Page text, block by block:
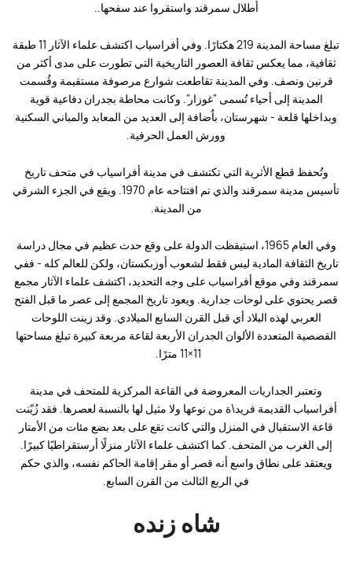
أطلال سمرقند واستقروا عند سفحها..
تبلغ مساحة المدينة 219 هكتارًا. وفي أفراسياب اكتشف علماء الآثار 11 طبقة
ثقافية، مما يعكس ثقافة العصور التاريخية التي تطورت على مدى أكثر من
قرنين ونصف. وفي المدينة تقاطعت شوارع مرصوفة مستقيمة وقُسمت
المدينة إلى أحياء تُسمى "غوزار". وكانت محاطة بجدران دفاعية قوية
وبداخلها قلعة - شهرستان، باٌضافة إلى العديد من المعابد والمباني السكنية
وورش العمل الحرفية.
وتُحفظ قطع الأثرية التي تكتشف في مدينة أفراسياب في متحف تاريخ
تأسيس مدينة سمرقند والذي تم افتتاحه عام 1970. ويقع في الجزء الشرقي
من المدينة.
وفي العام 1965، استيقظت الدولة على وقع حدث عظيم في مجال دراسة
تاريخ الثقافة المادية ليس فقط لشعوب أوزبكستان، ولكن للعالم كله - ففي
سمرقند وفي موقع أفراسياب على وجه التحديد، اكتشف علماء الآثار مجمع
قصر يحتوي على لوحات جدارية. ويعود تاريخ المجمع إلى عصر ما قبل الفتح
العربي لهذه البلاد أي قبل القرن السابع الميلادي. وقد زينت اللوحات
القصصية المتعددة الألوان الجدران الأربعة لقاعة مربعة كبيرة تبلغ مساحتها
11×11 مترًا.
وتعتبر الجداريات المعروضة في القاعة المركزية للمتحف في مدينة
أفراسياب القديمة فريد\ة من نوعها ولا مثيل لها بالنسبة لعصرها. فقد زُيّنت
قاعة الاستقبال في المنزل والتي كانت تقع على بعد بضع مئات من الأمتار
إلى الغرب من المتحف. كما اكتشف علماء الآثار منزلًا أرستقراطيًا كبيرًا.
ويعتقد على نطاق واسع أنه قصر أو مقر إقامة الحاكم نفسه، والذي حكم
في الربع الثالث من القرن السابع.
شاه زنده